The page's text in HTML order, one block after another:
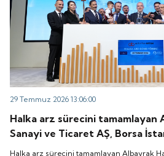
29 Temmuz 2026 13:06:00
Halka arz sürecini tamamlayan
Sanayi ve Ticaret AŞ, Borsa
gong töreniyle "ALBTN"
Halka arz sürecini tamamlayan Albayrak